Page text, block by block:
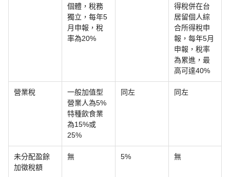
個體，稅務
獨立，每年5
月申報，稅
率為20%
得稅併在台
居留個人綜
合所得稅申
報，每年5月
申報，稅率
為累進，最
高可達40%
營業稅
一般加值型
營業人為5%
特種飲食業
為15%或
25%
同左 同左
未分配盈餘
加徵稅額
無 5% 無